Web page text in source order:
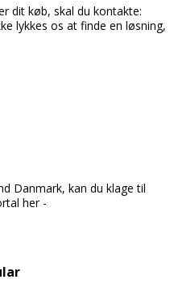
dit køb, skal du kontakte:
lykkes os at finde en løsning,
Danmark, kan du klage til
her -